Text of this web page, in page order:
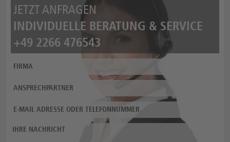
JETZT ANFRAGEN
INDIVIDUELLE BERATUNG & SERVICE
+49 2266 476543